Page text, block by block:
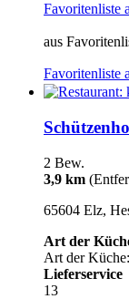
Favoritenliste
aus
Favoritenliste
2 Bew.
3,9 km
65604 Elz,
Art der
Art der
Lieferservice
13